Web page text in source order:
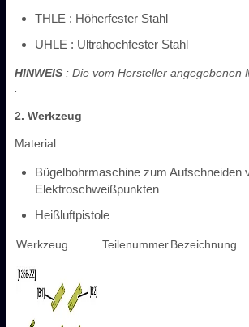
THLE : Höherfester Stahl
UHLE : Ultrahochfester Stahl
HINWEIS : Die vom Hersteller angegebenen
2. Werkzeug
Material :
Bügelbohrmaschine zum Aufschneiden
Elektroschweißpunkten
Heißluftpistole
Werkzeug TeilenummerBezeichnung